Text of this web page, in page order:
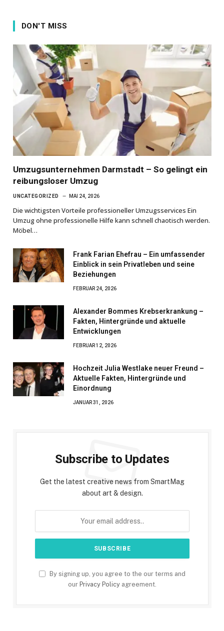
DON'T MISS
Umzugsunternehmen Darmstadt – So gelingt ein
reibungsloser Umzug
UNCATEGORIZED MAI 24, 2026
Die wichtigsten Vorteile professioneller Umzugsservices Ein
Umzug ohne professionelle Hilfe kann schnell chaotisch werden.
Möbel…
Frank Farian Ehefrau – Ein umfassender
Einblick in sein Privatleben und seine
Beziehungen
FEBRUAR 24, 2026
Alexander Bommes Krebserkrankung –
Fakten, Hintergründe und aktuelle
Entwicklungen
FEBRUAR 12, 2026
Hochzeit Julia Westlake neuer Freund –
Aktuelle Fakten, Hintergründe und
Einordnung
JANUAR 31, 2026
Subscribe to Updates
Get the latest creative news from SmartMag
about art & design.
By signing up, you agree to the our terms and
our Privacy Policy agreement.